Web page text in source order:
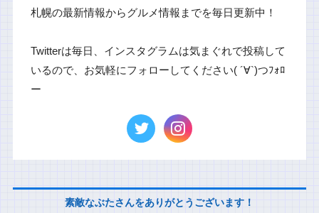
札幌の最新情報からグルメ情報までを毎日更新中！
Twitterは毎日、インスタグラムは気まぐれで投稿して
いるので、お気軽にフォローしてください( ´∀`)つﾌｫﾛ
ー
素敵なぶたさんをありがとうございます！